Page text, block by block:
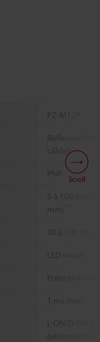
PZ-M12P
Réflexion
câble)
PNP
5 à 100 mm
mm)
30 à 100 mm
L-ON/D-ON
Scroll